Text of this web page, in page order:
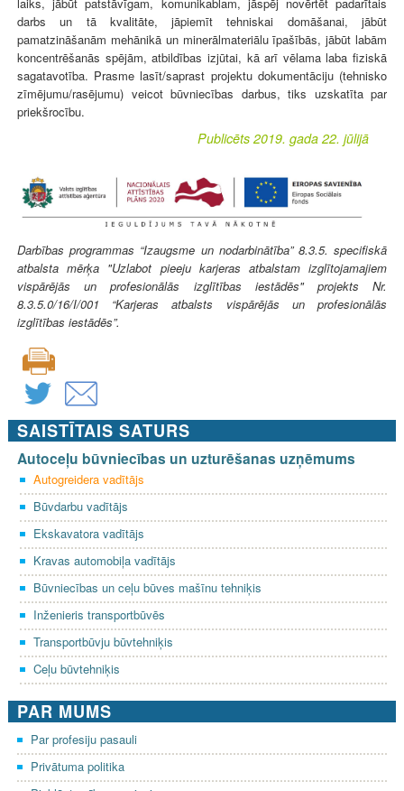
darbs un tā kvalitāte, jāpiemīt tehniskai domāšanai, jābūt
pamatzināšanām mehānikā un minerālmateriālu īpašībās, jābūt labām
koncentrēšanās spējām, atbildības izjūtai, kā arī vēlama laba fiziskā
sagatavotība. Prasme lasīt/saprast projektu dokumentāciju (tehnisko
zīmējumu/rasējumu) veicot būvniecības darbus, tiks uzskatīta par
priekšrocību.
Publicēts 2019. gada 22. jūlijā
Darbības programmas “Izaugsme un nodarbinātība” 8.3.5. specifiskā
atbalsta mērķa "Uzlabot pieeju karjeras atbalstam izglītojamajiem
vispārējās un profesionālās izglītības iestādēs" projekts Nr.
8.3.5.0/16/I/001 “Karjeras atbalsts vispārējās un profesionālās
izglītības iestādēs”.
SAISTĪTAIS SATURS
Autoceļu būvniecības un uzturēšanas uzņēmums
Autogreidera vadītājs
Būvdarbu vadītājs
Ekskavatora vadītājs
Kravas automobiļa vadītājs
Būvniecības un ceļu būves mašīnu tehniķis
Inženieris transportbūvēs
Transportbūvju būvtehniķis
Ceļu būvtehniķis
PAR MUMS
Par profesiju pasauli
Privātuma politika